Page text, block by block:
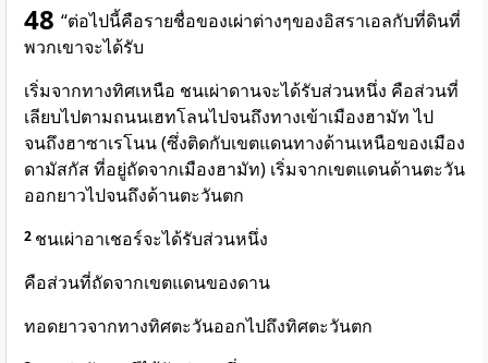
48 “ต่อไปนี้คือรายชื่อของเผ่าต่างๆของอิสราเอลกับที่ดินที่
พวกเขาจะได้รับ
เริ่มจากทางทิศเหนือ ชนเผ่าดานจะได้รับส่วนหนึ่ง คือส่วนที่
เลียบไปตามถนนเฮทโลนไปจนถึงทางเข้าเมืองฮามัท ไป
จนถึงฮาซาเรโนน (ซึ่งติดกับเขตแดนทางด้านเหนือของเมือง
ดามัสกัส ที่อยู่ถัดจากเมืองฮามัท) เริ่มจากเขตแดนด้านตะวัน
ออกยาวไปจนถึงด้านตะวันตก
2 ชนเผ่าอาเชอร์จะได้รับส่วนหนึ่ง
คือส่วนที่ถัดจากเขตแดนของดาน
ทอดยาวจากทางทิศตะวันออกไปถึงทิศตะวันตก